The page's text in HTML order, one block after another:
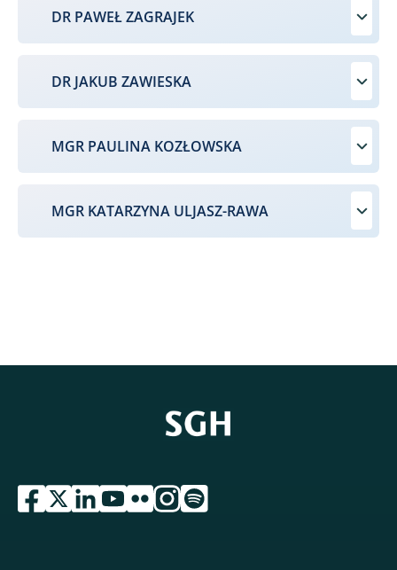
DR PAWEŁ ZAGRAJEK
DR JAKUB ZAWIESKA
MGR PAULINA KOZŁOWSKA
MGR KATARZYNA ULJASZ-RAWA
przejdź do serwisu facebook sgh
przejdź do serwisu twitter sgh
przejdź do serwisu linkedin sgh
przejdź do serwisu youtube sgh
przejdź do serwisu flickr sgh
przejdź do serwisu instagram sgh
przejdź do serwisu spotify sgh